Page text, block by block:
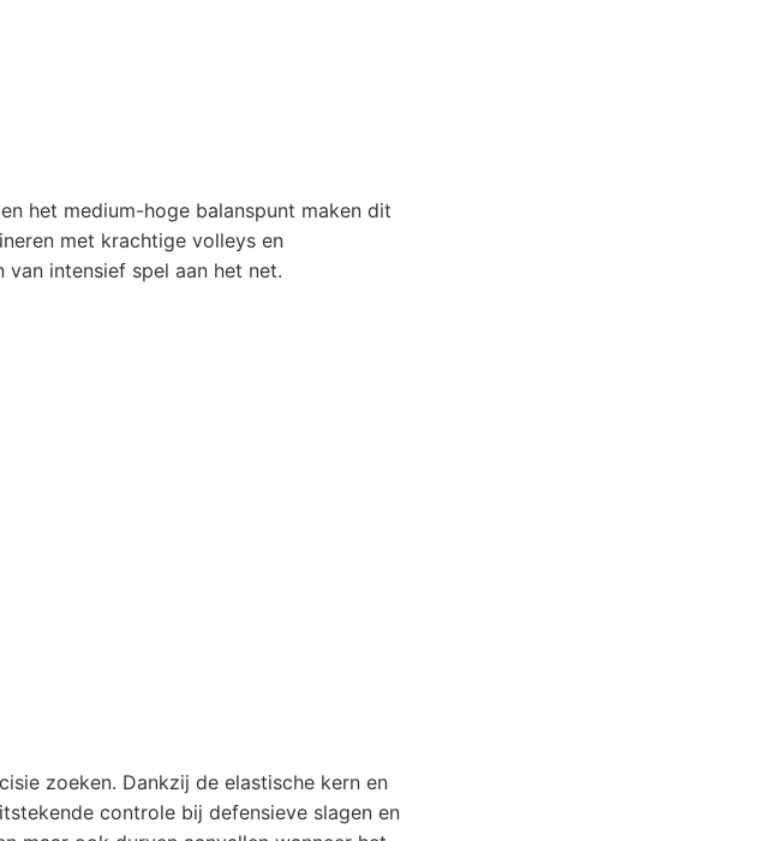
het medium-hoge balanspunt maken dit
met krachtige volleys en
intensief spel aan het net.
zoeken. Dankzij de elastische kern en
controle bij defensieve slagen en